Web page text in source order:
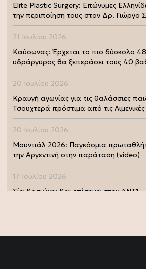
Elite Plastic Surgery: Επώνυμες
την περιποίηση τους στον Δρ.
21 Ιουλίου 2026
Καύσωνας: Έρχεται το πιο δύσκολο
υδράργυρος θα ξεπεράσει τους 40
20 Ιουλίου 2026
Κραυγή αγωνίας για τις θαλάσσιες
Τσουχτερά πρόστιμα από τις
20 Ιουλίου 2026
Μουντιάλ 2026: Παγκόσμια
την Αργεντινή στην παράταση (video)
17 Ιουλίου 2026
Σία Κοσιώνη: Και επίσημα στον ΑΝΤ1
της Μάρως Κοντού (photo)